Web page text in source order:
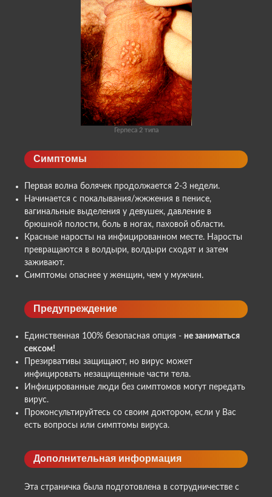
Герпеса 2 типа
Симптомы
Первая волна болячек продолжается 2-3 недели.
Начинается с покалывания/жжжения в пенисе,
вагинальные выделения у девушек, давление в
брюшной полости, боль в ногах, паховой области.
Красные наросты на инфицированном месте. Наросты
превращаются в волдыри, волдыри сходят и затем
заживают.
Симптомы опаснее у женщин, чем у мужчин.
Предупреждение
Единственная 100% безопасная опция - не заниматься
сексом!
Презирвативы защищают, но вирус может
инфицировать незащищенные части тела.
Инфицированные люди без симптомов могут передать
вирус.
Проконсультируйтесь со своим доктором, если у Вас
есть вопросы или симптомы вируса.
Дополнительная информация
Эта страничка была подготовлена в сотрудничестве с